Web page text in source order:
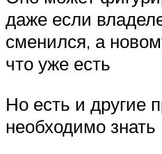
даже если
сменился, а
что уже есть
Но есть и другие
необходимо знать